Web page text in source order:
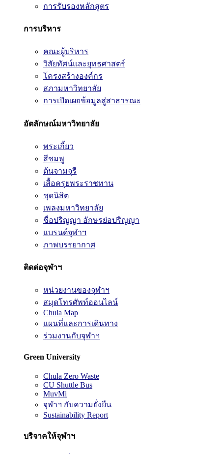
การรับรองหลักสูตร
การบริหาร
คณะผู้บริหาร
วิสัยทัศน์และยุทธศาสตร์
โครงสร้างองค์กร
สภามหาวิทยาลัย
การเปิดเผยข้อมูลสู่สาธารณะ
อัตลักษณ์มหาวิทยาลัย
พระเกี้ยว
สีชมพู
ต้นจามจุรี
เสื้อครุยพระราชทาน
ชุดนิสิต
เพลงมหาวิทยาลัย
ชื่อปริญญา อักษรย่อปริญญา
แบรนด์จุฬาฯ
ภาพบรรยากาศ
ติดต่อจุฬาฯ
หน่วยงานของจุฬาฯ
สมุดโทรศัพท์ออนไลน์
Chula Map
แผนที่และการเดินทาง
ร่วมงานกับจุฬาฯ
Green University
Chula Zero Waste
CU Shuttle Bus
MuvMi
จุฬาฯ กับความยั่งยืน
Sustainability Report
บริจาคให้จุฬาฯ